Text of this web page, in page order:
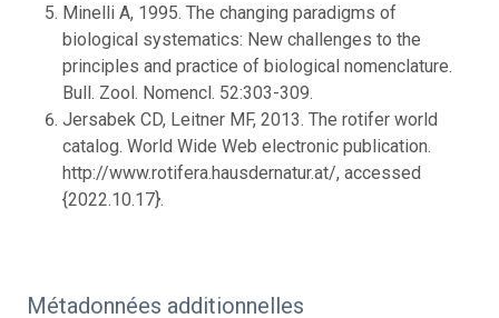
Minelli A, 1995. The changing paradigms of
biological systematics: New challenges to the
principles and practice of biological nomenclature.
Bull. Zool. Nomencl. 52:303-309.
Jersabek CD, Leitner MF, 2013. The rotifer world
catalog. World Wide Web electronic publication.
http://www.rotifera.hausdernatur.at/, accessed
{2022.10.17}.
Métadonnées additionnelles